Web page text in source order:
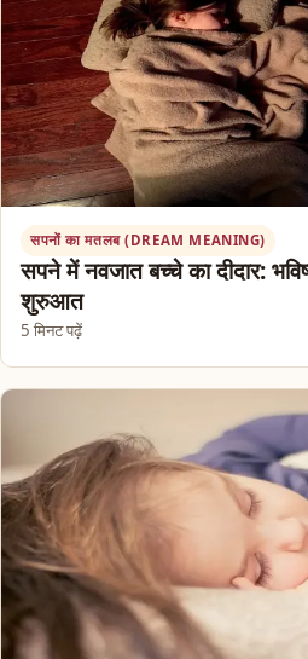
सपनों का मतलब (DREAM MEANING)
सपने में नवजात बच्चे का दीदार:
शुरुआत
5 मिनट पढ़ें